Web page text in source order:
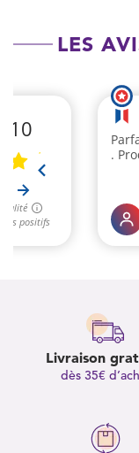
LES
Livraison
dès 35€